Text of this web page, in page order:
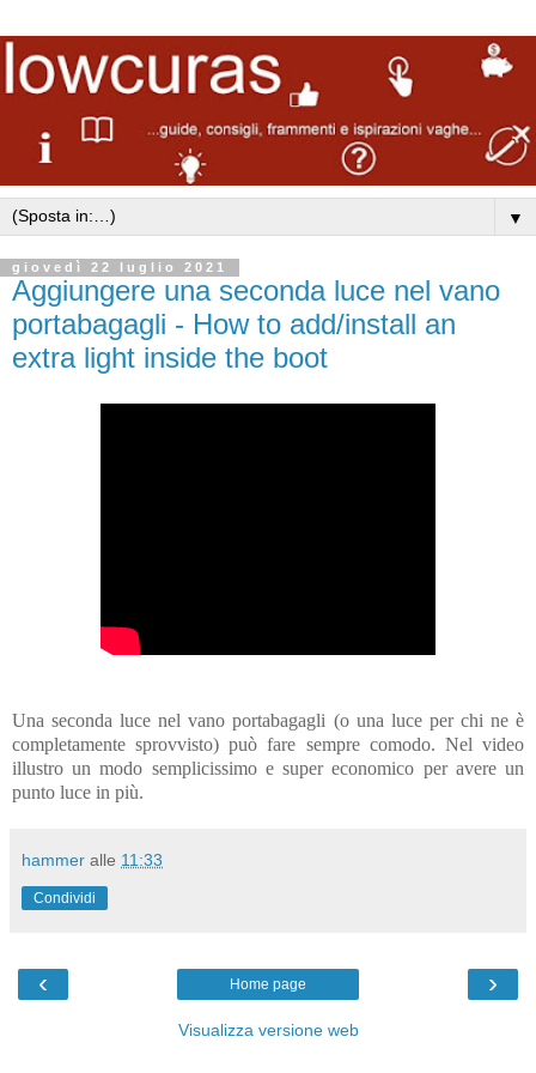
▼
giovedì 22 luglio 2021
Aggiungere una seconda luce nel vano
portabagagli - How to add/install an
extra light inside the boot
Una seconda luce nel vano portabagagli (o una luce per chi ne è
completamente sprovvisto) può fare sempre comodo. Nel video
illustro un modo semplicissimo e super economico per avere un
punto luce in più.
hammer alle 11:33
Condividi
‹ ›
Home page
Visualizza versione web